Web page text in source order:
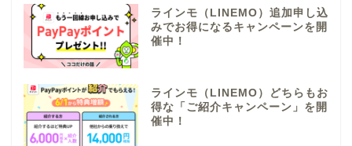
ラインモ（LINEMO）追加申し込
みでお得になるキャンペーンを開
催中！
ラインモ（LINEMO）どちらもお
得な「ご紹介キャンペーン」を開
催中！